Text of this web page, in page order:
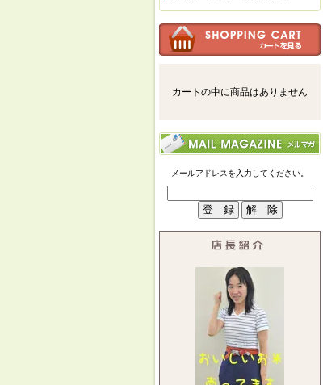
カートの中に商品はありません
メールアドレスを入力してください。